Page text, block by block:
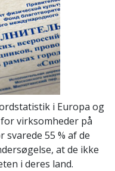
i Europa og
virksomheder på
55 % af de
at de ikke
i deres land.